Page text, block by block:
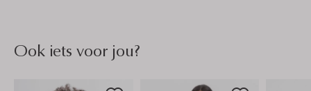
Ook iets voor jou?